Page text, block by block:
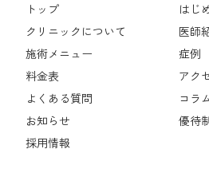
トップ
はじ
クリニックについて
医師
施術メニュー
症例
料金表
アク
よくある質問
コラ
お知らせ
優待
採用情報